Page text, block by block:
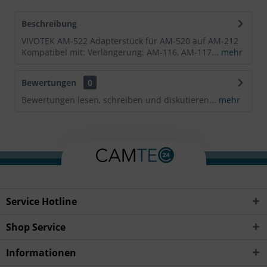
Beschreibung
VIVOTEK AM-522 Adapterstück für AM-520 auf AM-212
Kompatibel mit: Verlängerung: AM-116, AM-117... mehr
Bewertungen
0
Bewertungen lesen, schreiben und diskutieren... mehr
Service Hotline
Shop Service
Informationen